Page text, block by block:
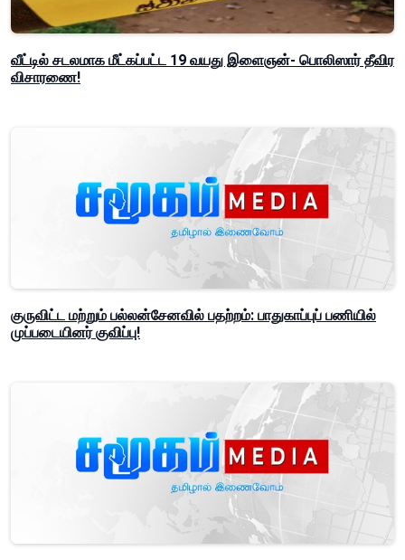
வீட்டில் சடலமாக மீட்கப்பட்ட 19 வயது இளைஞன்- பொலிஸார் தீவிர
விசாரணை!
குருவிட்ட மற்றும் பல்லன்சேனவில் பதற்றம்: பாதுகாப்புப் பணியில்
முப்படையினர் குவிப்பு!